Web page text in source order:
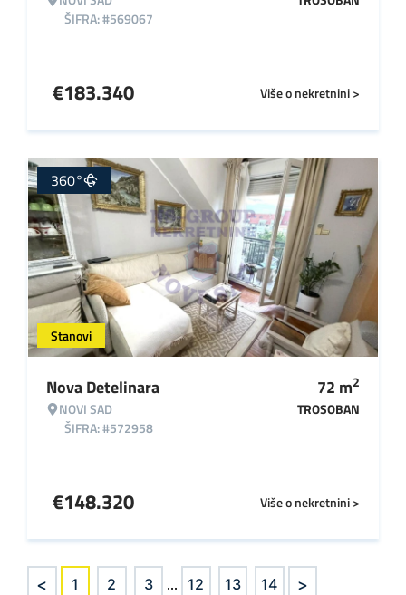
ŠIFRA: #569067
Više o nekretnini >
€183.340
Stanovi
360°
Nova Detelinara
NOVI SAD
ŠIFRA: #572958
72 m2
TROSOBAN
Više o nekretnini >
€148.320
< 1 2 3 ... 12 13 14 >